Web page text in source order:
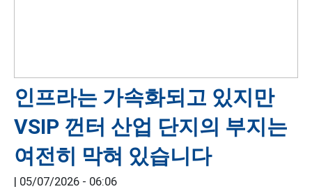
인프라는 가속화되고 있지만
VSIP 껀터 산업 단지의 부지는
여전히 막혀 있습니다
| 05/07/2026 - 06:06